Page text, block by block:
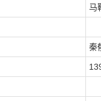
马
秦